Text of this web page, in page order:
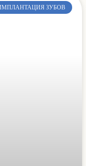
ЗУБОВ